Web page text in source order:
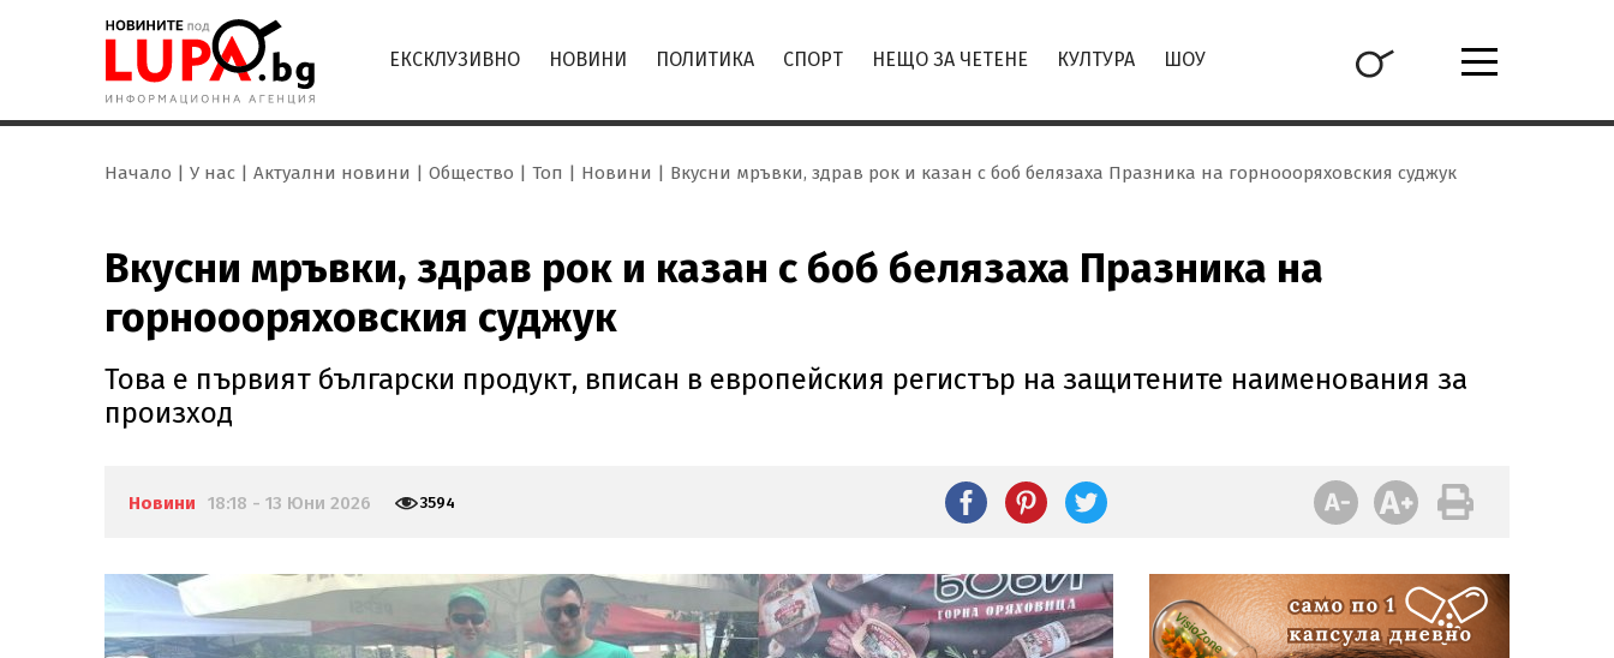
ЕКСКЛУЗИВНО НОВИНИ ПОЛИТИКА СПОРТ НЕЩО ЗА ЧЕТЕНЕ КУЛТУРА ШОУ
Начало У нас Актуални новини Общество Топ Новини Вкусни мръвки, здрав рок и казан с боб белязаха Празника на горноооряховския суджук
Вкусни мръвки, здрав рок и казан с боб белязаха Празника на
горноооряховския суджук
Това е първият български продукт, вписан в европейския регистър на защитените наименования за
произход
Новини 18:18 - 13 Юни 2026 3594